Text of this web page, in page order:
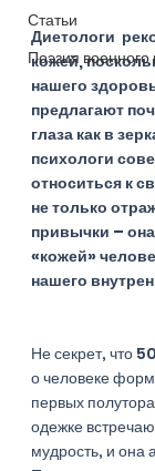
Статьи
Поэзия
Диетологи
кожей,
нашего
предлагают
глаза как в
психологи
относиться к
не только
привычки –
«кожей»
нашего
Не секрет, что
о человеке
первых
одежке
мудрость, и она